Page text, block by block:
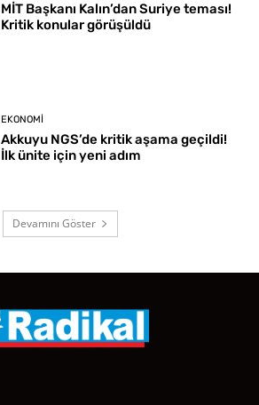
MİT Başkanı Kalın’dan Suriye teması!
Kritik konular görüşüldü
EKONOMI
Akkuyu NGS’de kritik aşama geçildi!
İlk ünite için yeni adım
Devamını Göster